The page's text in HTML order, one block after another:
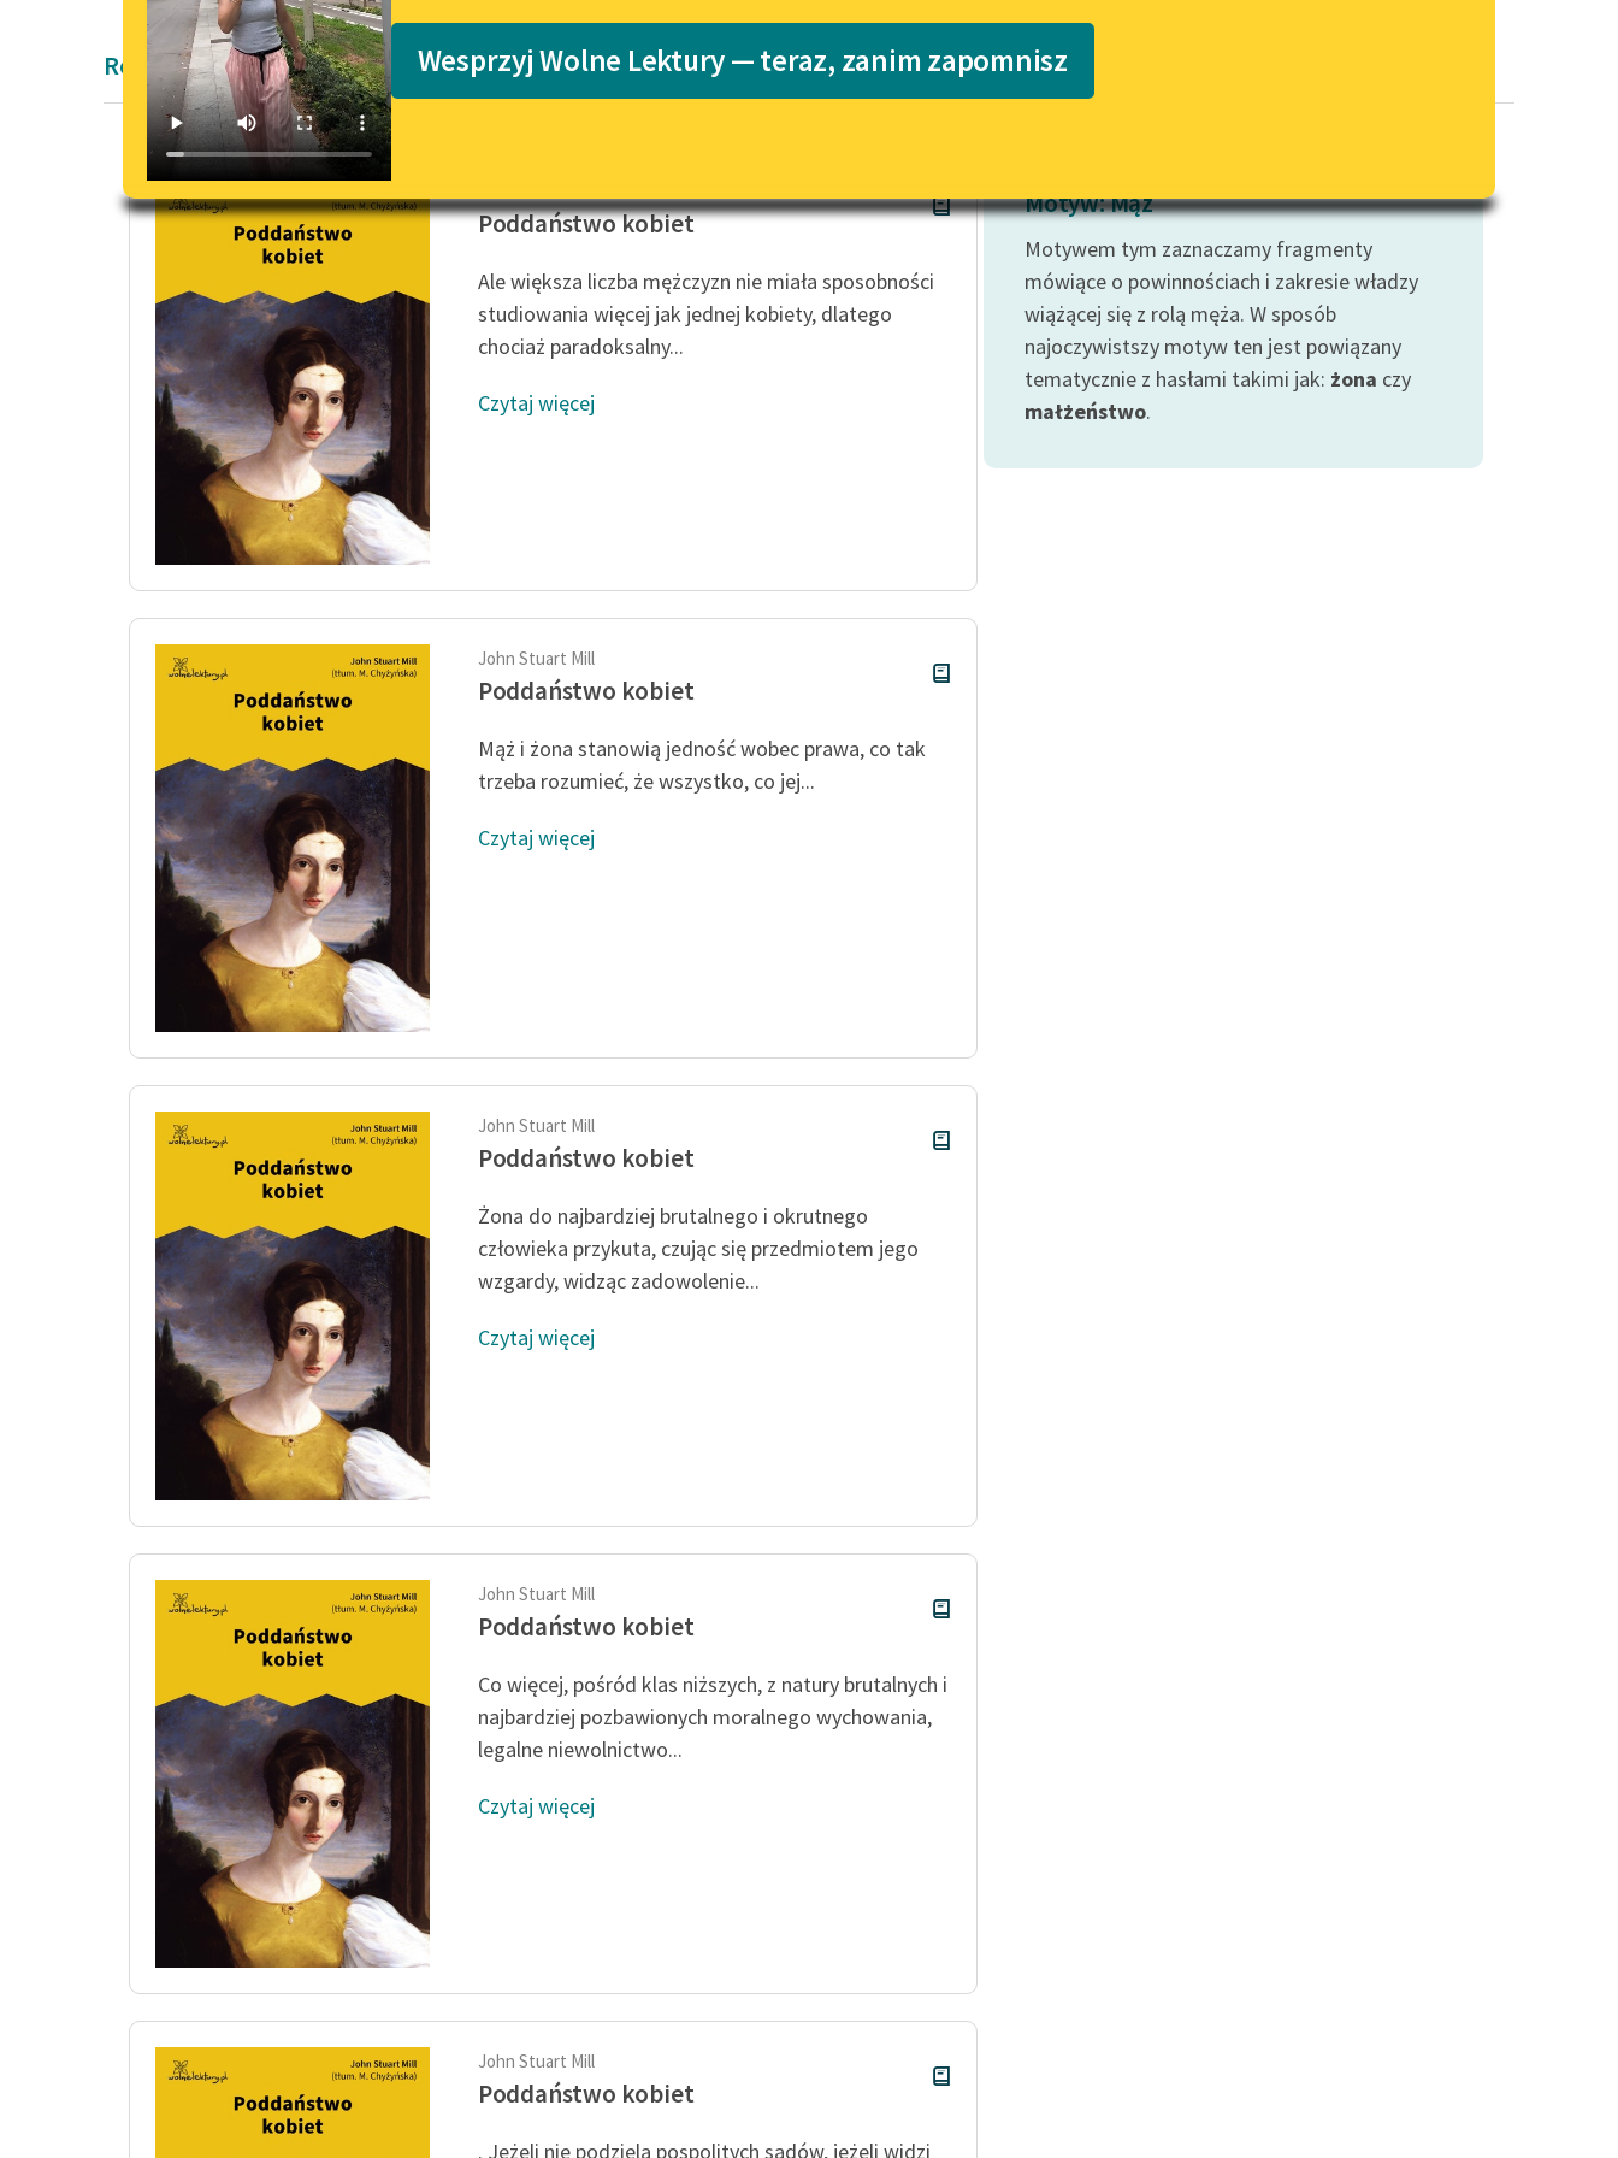
niepełnosprawnościami
literatury do słuchania dla
uczennic i uczniów z
niepełnosprawnościami
Feministyczne inspiracje.
Katalog
Katalog w formacie PDF
wrażliwych
Deklaracja dostępności
Wesprzyj Wolne Lektury — teraz, zanim zapomnisz
Rozprawa Pozytywizm
Poddaństwo kobiet
Ale większa liczba mężczyzn nie miała sposobności
studiowania więcej jak jednej kobiety, dlatego
chociaż paradoksalny...
Czytaj więcej
John Stuart Mill
Poddaństwo kobiet
Mąż i żona stanowią jedność wobec prawa, co tak
trzeba rozumieć, że wszystko, co jej...
Czytaj więcej
John Stuart Mill
Poddaństwo kobiet
Żona do najbardziej brutalnego i okrutnego
człowieka przykuta, czując się przedmiotem jego
wzgardy, widząc zadowolenie...
Czytaj więcej
John Stuart Mill
Poddaństwo kobiet
Co więcej, pośród klas niższych, z natury brutalnych i
najbardziej pozbawionych moralnego wychowania,
legalne niewolnictwo...
Czytaj więcej
John Stuart Mill
Poddaństwo kobiet
. Jeżeli nie podziela pospolitych sądów, jeżeli widzi
Motyw: Mąż
Motywem tym zaznaczamy fragmenty
mówiące o powinnościach i zakresie władzy
wiążącej się z rolą męża. W sposób
najoczywistszy motyw ten jest powiązany
tematycznie z hasłami takimi jak: żona czy
małżeństwo.